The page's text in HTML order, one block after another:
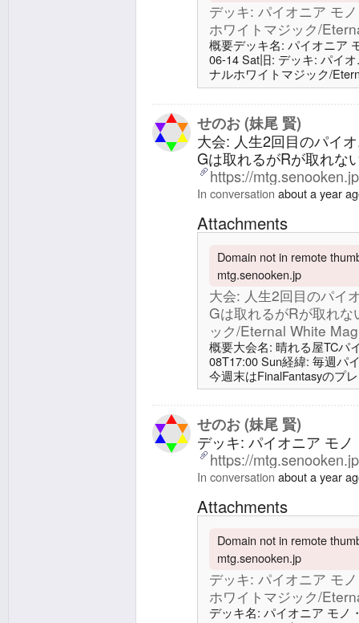
デッキ: パイオニア モ
ホワイトマジック/
概要デッキ名: パイオニア
06-14 Sat旧: デッキ: パイ
ナルホワイトマジック/
地14 平地4 爆発域4 廃墟
Farmhand1 開拓地の探求者
せのお (妹尾 賢)
大会: 人生2回目のパイ
Gは取れるがRが取れな
https://
In conversation about a year
Attachments
Domain not in remote
mtg.senooken.jp
大会: 人生2回目のパイ
Gは取れるがRが取れ
ック/Eternal White
概要大会名: 晴れる屋TCパ
08T17:00 Sun経緯: 毎週パ
今週末はFinalFantasyのプ
かなかったので参加。前
オニア モノ・ホワイト
ク/Eternal White Magic試合
せのお (妹尾 賢)
デッキ: パイオニア モ
https://
In conversation about a year
Attachments
Domain not in remote
mtg.senooken.jp
デッキ: パイオニア モ
ホワイトマジック/
デッキ名: パイオニア モノ